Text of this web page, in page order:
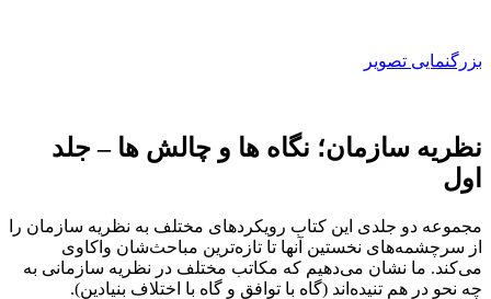
بزرگنمایی تصویر
نظریه سازمان؛ نگاه ها و چالش ها – جلد
اول
مجموعه دو جلدی این کتاب رویکردهای مختلف به نظریه سازمان را
از سرچشمه‌های نخستین آنها تا تازه‌ترین مباحث‌شان واکاوی
می‌کند. ما نشان می‌دهیم که مکاتب مختلف در نظریه سازمانی به
چه نحو در هم تنیده‌اند (گاه با توافق و گاه با اختلاف بنیادین).